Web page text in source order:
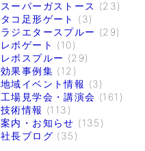
スーパーガストース (23)
タコ足形ゲート
(3)
ラジエタースプルー (29)
レボゲート (10)
レボスプルー (29)
効果事例集 (12)
地域イベント情報 (3)
工場見学会・講演会 (161)
技術情報 (113)
案内・お知らせ (135)
社長ブログ (35)